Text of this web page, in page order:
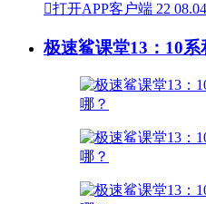
打开APP客户端 22 08.04
极速鲨课堂13：10